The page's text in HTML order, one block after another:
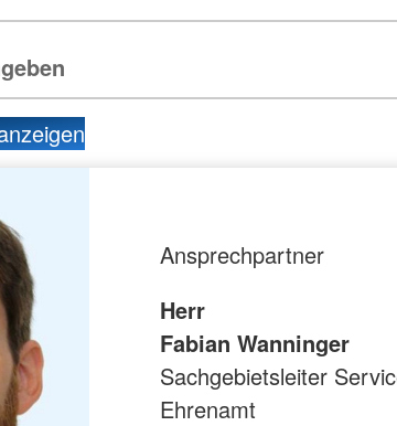
Ansprechpartner
Herr
Fabian Wanninger
Sachgebietsleiter
Ehrenamt